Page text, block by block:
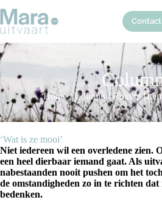
naar
de
inhoud
Home/Column /Ruimte
‘Wat is ze mooi’
Niet iedereen wil een overledene zien.
een heel dierbaar iemand gaat. Als
nabestaanden nooit pushen om het
de omstandigheden zo in te richten
bedenken.